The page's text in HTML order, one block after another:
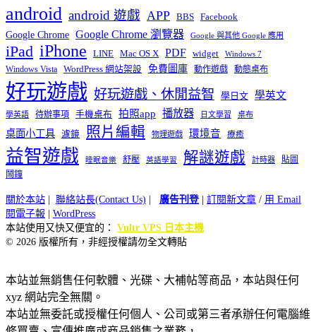
android android 遊戲 APP BBS Facebook
Google Chrome Google Chrome 瀏覽器 Google 與其他 Google 應用
iPad iPhone LINE Mac OS X PDF widget Windows 7
Windows Vista WordPress 網站架設 免費圖庫 動作遊戲 動態桌布
好玩遊戲 好玩遊戲、休閒益智 學日文 學英文
學英語 待辦事項 手機桌布 拍照app 播放器 日文學習 桌布
桌面小工具 濾鏡 照片編輯 物理遊戲 環境音 療癒
益智遊戲 睡眠音樂 舒壓 英語學習 解謎遊戲 計時器
貼圖
鬧鐘
關於本站 | 聯絡站長(Contact Us) | 廣告刊登| 訂閱新文章 / 用 Email
閱電子報 | WordPress
本站使用又快又便宜的： Vultr VPS 日本主機
© 2026 版權所有，非經授權請勿全文轉貼
本站並無銷售任何軟體、光碟、大補帖等商品，本站與任何
xyz 網站完全無關。
本站並無委託或授權任何個人、公司或第三者承辦任何電腦維